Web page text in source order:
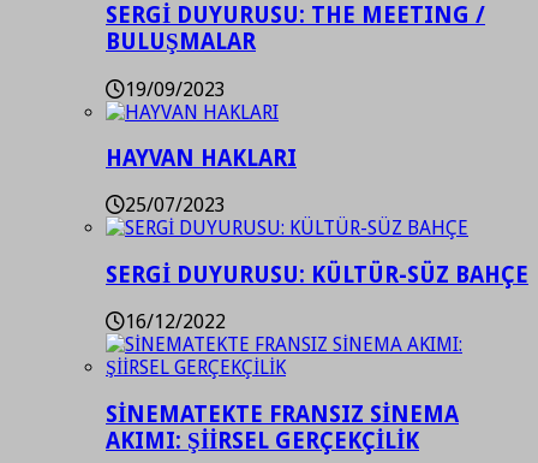
SERGİ DUYURUSU: THE MEETING /
BULUŞMALAR
19/09/2023
HAYVAN HAKLARI
25/07/2023
SERGİ DUYURUSU: KÜLTÜR-SÜZ BAHÇE
16/12/2022
SİNEMATEKTE FRANSIZ SİNEMA
AKIMI: ŞİİRSEL GERÇEKÇİLİK